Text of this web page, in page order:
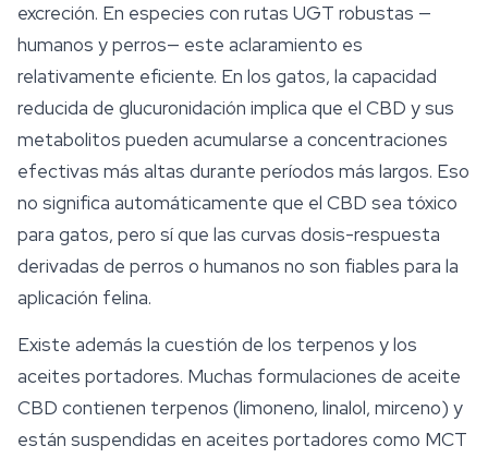
excreción. En especies con rutas UGT robustas —
humanos y perros— este aclaramiento es
relativamente eficiente. En los gatos, la capacidad
reducida de glucuronidación implica que el CBD y sus
metabolitos pueden acumularse a concentraciones
efectivas más altas durante períodos más largos. Eso
no significa automáticamente que el CBD sea tóxico
para gatos, pero sí que las curvas dosis-respuesta
derivadas de perros o humanos no son fiables para la
aplicación felina.
Existe además la cuestión de los terpenos y los
aceites portadores. Muchas formulaciones de aceite
CBD contienen terpenos (limoneno, linalol, mirceno) y
están suspendidas en aceites portadores como MCT